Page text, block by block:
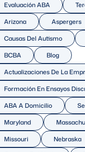
Evaluación ABA
Arizona
Aspergers
Causas Del Autismo
BCBA
Blog
Actualizaciones De La
Formación En Ensayos
ABA A Domicilio
Maryland
Missouri
Nebraska